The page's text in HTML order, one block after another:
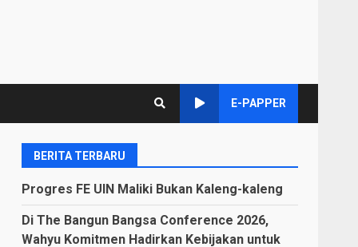
E-PAPPER
BERITA TERBARU
Progres FE UIN Maliki Bukan Kaleng-kaleng
Di The Bangun Bangsa Conference 2026,
Wahyu Komitmen Hadirkan Kebijakan untuk